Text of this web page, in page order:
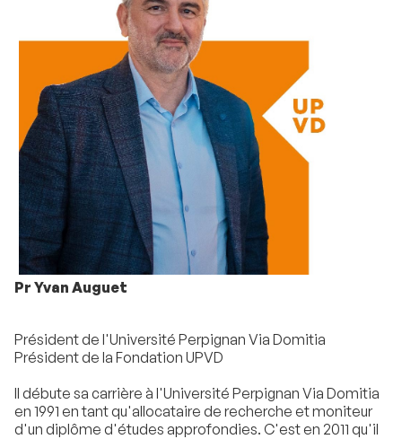
Pr Yvan Auguet
Président de l'Université Perpignan Via Domitia
Président de la Fondation UPVD
Il débute sa carrière à l'Université Perpignan Via Domitia
en 1991 en tant qu'allocataire de recherche et moniteur
d'un diplôme d'études approfondies. C'est en 2011 qu'il